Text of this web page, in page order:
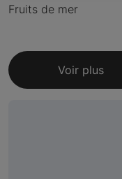
Fruits de mer
Voir plus